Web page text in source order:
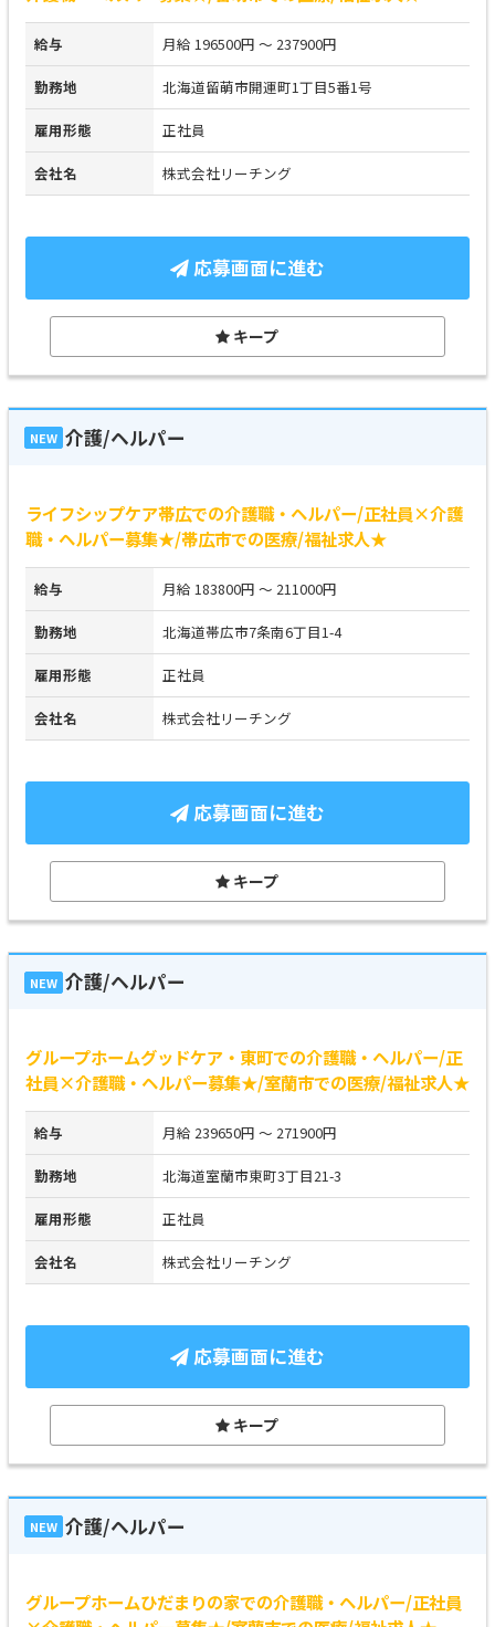
給与 月給 196500円 ～ 237900円
勤務地 北海道留萌市開運町1丁目5番1号
雇用形態 正社員
会社名 株式会社リーチング
応募画面に進む
キープ
NEW 介護/ヘルパー
ライフシップケア帯広での介護職・ヘルパー/正社員×介護
職・ヘルパー募集★/帯広市での医療/福祉求人★
給与 月給 183800円 ～ 211000円
勤務地 北海道帯広市7条南6丁目1-4
雇用形態 正社員
会社名 株式会社リーチング
応募画面に進む
キープ
NEW 介護/ヘルパー
グループホームグッドケア・東町での介護職・ヘルパー/正
社員×介護職・ヘルパー募集★/室蘭市での医療/福祉求人★
給与 月給 239650円 ～ 271900円
勤務地 北海道室蘭市東町3丁目21-3
雇用形態 正社員
会社名 株式会社リーチング
応募画面に進む
キープ
NEW 介護/ヘルパー
グループホームひだまりの家での介護職・ヘルパー/正社員